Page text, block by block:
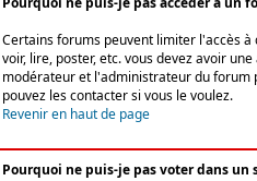
Certains forums peuvent limiter l'accès
voir, lire, poster, etc. vous devez avoir
modérateur et l'administrateur du forum
pouvez les contacter si vous le voulez.
Revenir en haut de page
Pourquoi ne puis-je pas voter dans un